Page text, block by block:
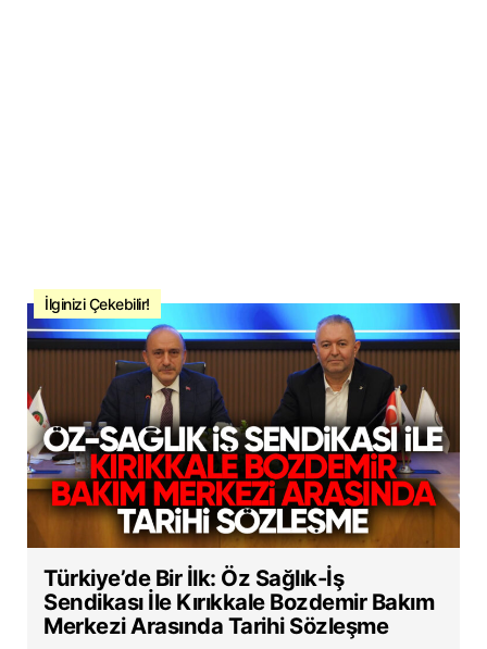
İlginizi Çekebilir!
Türkiye’de Bir İlk: Öz Sağlık-İş
Sendikası İle Kırıkkale Bozdemir Bakım
Merkezi Arasında Tarihi Sözleşme